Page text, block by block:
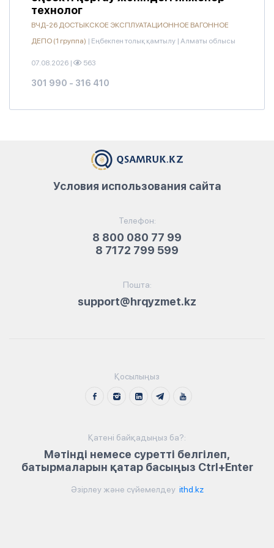
технолог
ВЧД-26 ДОСТЫКСКОЕ ЭКСПЛУАТАЦИОННОЕ ВАГОННОЕ
ДЕПО (1 группа) | Еңбекпен толық қамтылу | Алматы облысы
07.08.2026 | 563
301 990 - 316 410
Телефон:
8 800 080 77 99
8 7172 799 599
Пошта:
support@hrqyzmet.kz
Условия использования сайта
Қосылыңыз
Қатені байқадыңыз ба?:
Мәтінді немесе суретті белгілеп,
батырмаларын қатар басыңыз Ctrl+Enter
Әзірлеу және сүйемелдеу ithd.kz